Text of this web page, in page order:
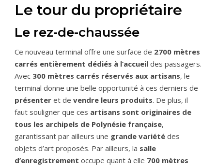
Le tour du propriétaire
Le rez-de-chaussée
Ce nouveau terminal offre une surface de 2700 mètres
carrés entièrement dédiés à l’accueil des passagers.
Avec 300 mètres carrés réservés aux artisans, le
terminal donne une belle opportunité à ces derniers de
présenter et de vendre leurs produits. De plus, il
faut souligner que ces artisans sont originaires de
tous les archipels de Polynésie française,
garantissant par ailleurs une grande variété des
objets d’art proposés. Par ailleurs, la salle
d’enregistrement occupe quant à elle 700 mètres